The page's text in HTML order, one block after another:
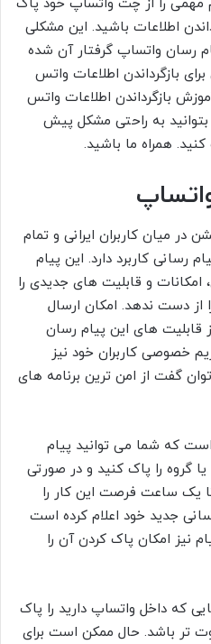
مهمی را از چت واتساپ خود پاک
اطلاعات باشید. این مشکلی
رسان واتساپ گرفتار آن شده
بازگرداندن اطلاعات واتس
بازگرداندن اطلاعات واتس
بتوانید به راحتی مشکل پیش
همراه ما باشید.
در میان کاربران ایرانی و تمام
کاربرد دارد. این پیام
امکانات و قابلیت های جدیدی را
از دست ندهد. امکان ارسال
قابلیت های این پیام رسان
خصوصی کاربران خود نیز
گفت از امن ترین برنامه های
که شما می توانید پیام
را پاک کنید و در صورتی
یک ساعت فرصت این کار را
جدید خود اعلام کرده است
پیام نیز امکان پاک کردن آن را
که داخل واتساپ دارید را پاک
تر باشد. حال ممکن است برای